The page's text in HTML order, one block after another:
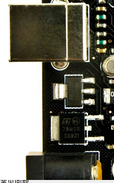
今日头条
知乎
官方微博
联系我们
成为作者
SiteMap